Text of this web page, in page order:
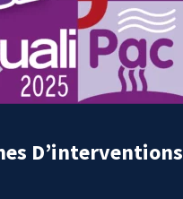
D’interventions